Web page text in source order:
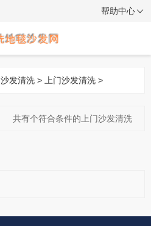
帮助中心
沙发清洗 > 上门沙发清洗 >
共有个符合条件的上门沙发清洗